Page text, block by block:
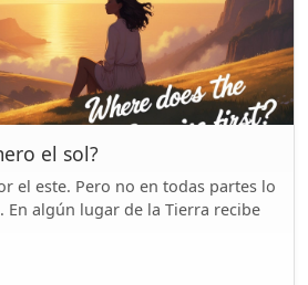
el sol?
el este. Pero no en todas partes lo
En algún lugar de la Tierra recibe